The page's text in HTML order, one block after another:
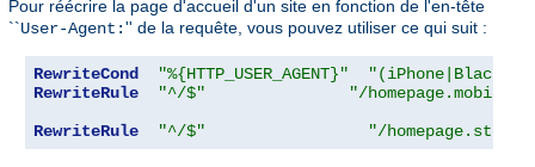
Pour réécrire la page d'accueil d'un site en fonction de l'en-tête
``User-Agent:'' de la requête, vous pouvez utiliser ce qui suit :
RewriteCond "%{HTTP_USER_AGENT}"
RewriteRule
"^/$"
"/
RewriteRule
"^/$" "/